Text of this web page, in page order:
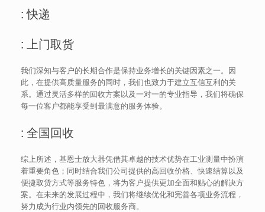
: 快递
: 上门取货
我们深知与客户的长期合作是保持业务增长的关键因素之一。因
此，在提供高质量服务的同时，我们也致力于建立互信互利的关
系。通过灵活多样的回收方案以及一对一的专业指导，我们将确保
每一位客户都能享受到最满意的服务体验。
: 全国回收
综上所述，基恩士放大器凭借其卓越的技术优势在工业测量中扮演
着重要角色；同时结合我们公司提供的高回收价格、快速结算以及
便捷取货方式等服务特色，将为客户提供更加全面和贴心的解决方
案。在未来的发展过程中，我们将继续优化和完善各项业务流程，
努力成为行业内领先的回收服务商。